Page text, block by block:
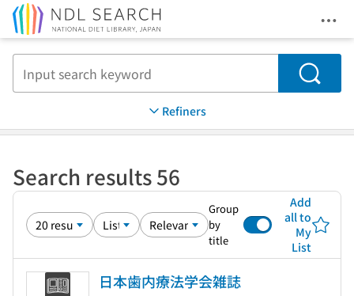
Search
Refiners
Search results 56
Group
by
title
Add
all to
My
List
日本歯内療法学会雑誌